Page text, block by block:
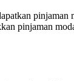
pinjaman
pinjaman